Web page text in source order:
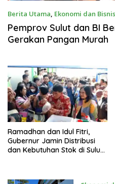
Berita Utama, Ekonomi dan Bisnis
Pemprov Sulut dan BI
Gerakan Pangan Murah
Ramadhan dan Idul Fitri,
Gubernur Jamin Distribusi
dan Kebutuhan Stok di Sulut